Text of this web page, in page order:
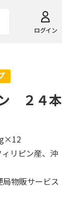
ログイン
２４本
リピン産、沖
物販サービス